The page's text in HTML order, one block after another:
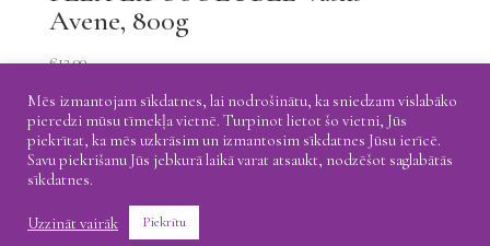
Avene, 800g
€13.00
Atgriešana Piegāde Privātuma politika
@ 2021 Coretti. All rights reserved.
Mēs izmantojam sīkdatnes, lai nodrošinātu, ka sniedzam vislabāko
pieredzi mūsu tīmekļa vietnē. Turpinot lietot šo vietni, Jūs
piekrītat, ka mēs uzkrāsim un izmantosim sīkdatnes Jūsu ierīcē.
Savu piekrišanu Jūs jebkurā laikā varat atsaukt, nodzēšot saglabātās
sīkdatnes.
Uzzināt vairāk Piekrītu